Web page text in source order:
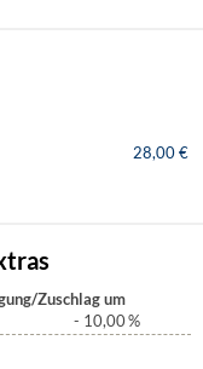
28,00 €
Zuschlag um
- 10,00%